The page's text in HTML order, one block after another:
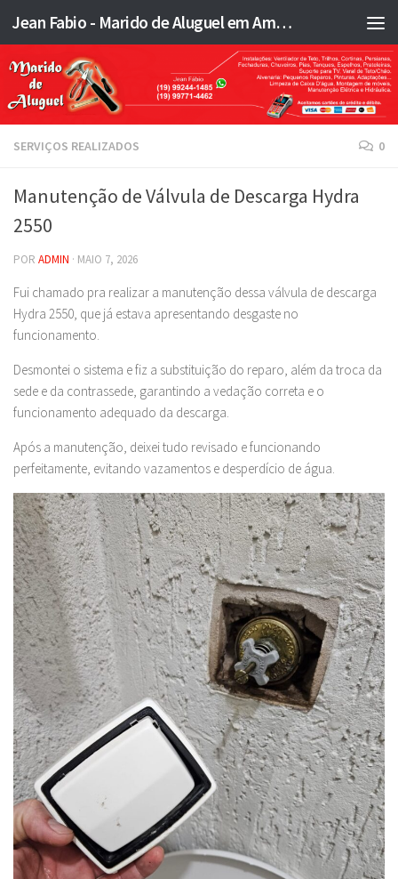
Skip to content Jean Fabio - Marido de Aluguel em Americana SP e região - JFMA
SERVIÇOS REALIZADOS 0
Manutenção de Válvula de Descarga Hydra
2550
POR ADMIN · MAIO 7, 2026
Fui chamado pra realizar a manutenção dessa válvula de descarga
Hydra 2550, que já estava apresentando desgaste no
funcionamento.
Desmontei o sistema e fiz a substituição do reparo, além da troca da
sede e da contrassede, garantindo a vedação correta e o
funcionamento adequado da descarga.
Após a manutenção, deixei tudo revisado e funcionando
perfeitamente, evitando vazamentos e desperdício de água.